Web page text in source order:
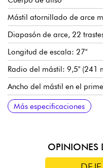
Mástil atornillado de arce
Diapasón de arce, 22
Longitud de escala: 27"
Radio del mástil: 9,5" (241
Ancho del mástil en el
Pastillas de bobina simple
Volumen
Tono
Selector de pastillas de 3
Puente Fender 6-Saddle
selletas de acero en bloque
Clavijas de afinación
Acabado del cuerpo:
Acabado del mástil: uretano
Afinación de fábrica: Si-Si
niquelado, calibres .013-
Más especificaciones
OPINIONES